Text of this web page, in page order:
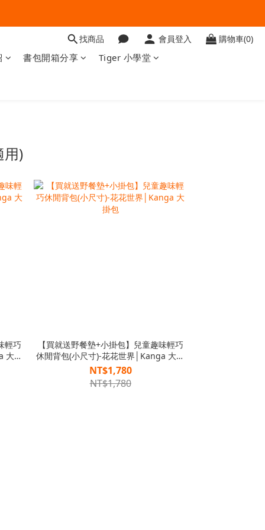
找商品 會員登入 購物車(0)
書包開箱分享 Tiger 小學堂
用)
輕巧
大掛
【買就送野餐墊+小掛包】兒童趣味輕巧
休閒背包(小尺寸)-花花世界│Kanga 大掛
包
NT$1,780
NT$1,780